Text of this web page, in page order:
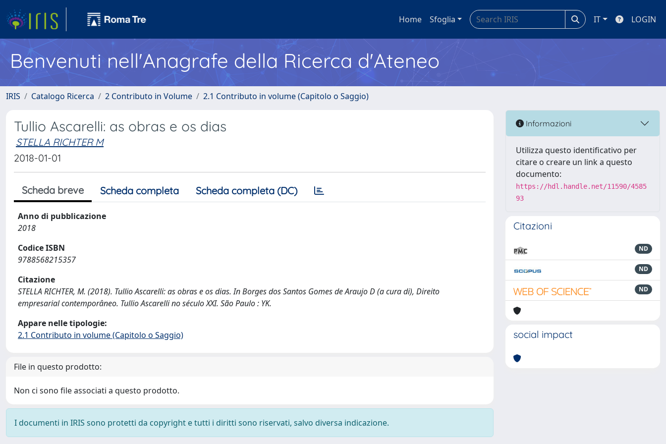
Home Sfoglia IT LOGIN
Benvenuti nell'Anagrafe della Ricerca d'Ateneo
IRIS Catalogo Ricerca 2 Contributo in Volume 2.1 Contributo in volume (Capitolo o Saggio)
Tullio Ascarelli: as obras e os dias
STELLA RICHTER M
2018-01-01
Scheda breve Scheda completa Scheda completa (DC)
Anno di pubblicazione
2018
Codice ISBN
9788568215357
Citazione
STELLA RICHTER, M. (2018). Tullio Ascarelli: as obras e os dias. In Borges dos Santos Gomes de Araujo D (a cura di), Direito
empresarial contemporâneo. Tullio Ascarelli no século XXI. São Paulo : YK.
Appare nelle tipologie:
2.1 Contributo in volume (Capitolo o Saggio)
File in questo prodotto:
Non ci sono file associati a questo prodotto.
I documenti in IRIS sono protetti da copyright e tutti i diritti sono riservati, salvo diversa indicazione.
Informazioni
Utilizza questo identificativo per
citare o creare un link a questo
documento:
https://hdl.handle.net/11590/4585
93
Citazioni
ND
ND
ND
social impact